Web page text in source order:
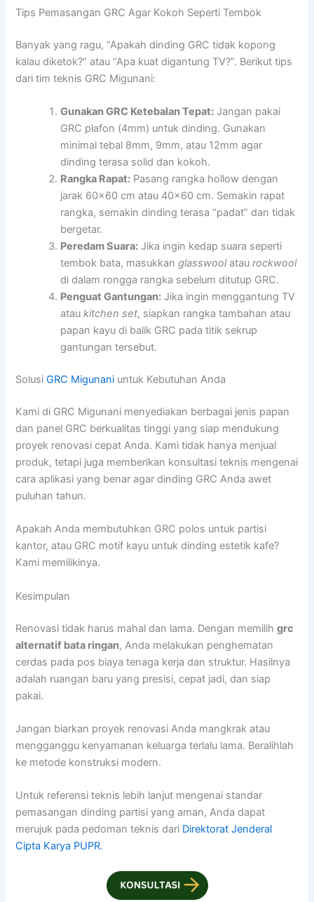
Tips Pemasangan GRC Agar Kokoh Seperti Tembok
Banyak yang ragu, “Apakah dinding GRC tidak kopong
kalau diketok?” atau “Apa kuat digantung TV?”. Berikut tips
dari tim teknis GRC Migunani:
Gunakan GRC Ketebalan Tepat: Jangan pakai
GRC plafon (4mm) untuk dinding. Gunakan
minimal tebal 8mm, 9mm, atau 12mm agar
dinding terasa solid dan kokoh.
Rangka Rapat: Pasang rangka hollow dengan
jarak 60×60 cm atau 40×60 cm. Semakin rapat
rangka, semakin dinding terasa “padat” dan tidak
bergetar.
Peredam Suara: Jika ingin kedap suara seperti
tembok bata, masukkanglasswoolataurockwool
di dalam rongga rangka sebelum ditutup GRC.
Penguat Gantungan: Jika ingin menggantung TV
ataukitchen set, siapkan rangka tambahan atau
papan kayu di balik GRC pada titik sekrup
gantungan tersebut.
SolusiGRC Migunani untuk Kebutuhan Anda
Kami di GRC Migunani menyediakan berbagai jenis papan
dan panel GRC berkualitas tinggi yang siap mendukung
proyek renovasi cepat Anda. Kami tidak hanya menjual
produk, tetapi juga memberikan konsultasi teknis mengenai
cara aplikasi yang benar agar dinding GRC Anda awet
puluhan tahun.
Apakah Anda membutuhkan GRC polos untuk partisi
kantor, atau GRC motif kayu untuk dinding estetik kafe?
Kami memilikinya.
Kesimpulan
Renovasi tidak harus mahal dan lama. Dengan memilihgrc
alternatif bata ringan, Anda melakukan penghematan
cerdas pada pos biaya tenaga kerja dan struktur. Hasilnya
adalah ruangan baru yang presisi, cepat jadi, dan siap
pakai.
Jangan biarkan proyek renovasi Anda mangkrak atau
mengganggu kenyamanan keluarga terlalu lama. Beralihlah
ke metode konstruksi modern.
Untuk referensi teknis lebih lanjut mengenai standar
pemasangan dinding partisi yang aman, Anda dapat
merujuk pada pedoman teknis dari Direktorat Jenderal
Cipta Karya PUPR.